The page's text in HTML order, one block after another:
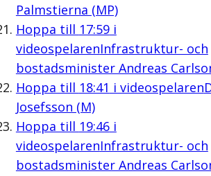
Palmstierna (MP)
Hoppa till 17:59i
videospelarenInfrastruktur- och
bostadsminister Andreas
Hoppa till 18:41 i videospelaren
Josefsson (M)
Hoppa till 19:46i
videospelarenInfrastruktur- och
bostadsminister Andreas